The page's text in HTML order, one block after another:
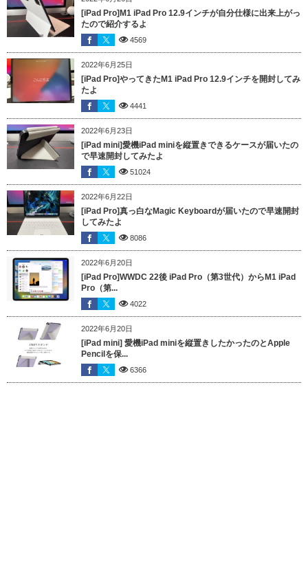
[iPad Pro]M1 iPad Pro 12.9インチが自分仕様に出来上がっ
たので紹介するよ
4569
2022年6月25日
[iPad Pro]やってきたM1 iPad Pro 12.9インチを開封してみ
たよ
4441
2022年6月23日
[iPad mini]愛機iPad miniを縦置きできるケースが届いたの
で早速開封してみたよ
51024
2022年6月22日
[iPad Pro]真っ白なMagic Keyboardが届いたので早速開封
してみたよ
8086
2022年6月20日
[iPad Pro]WWDC 22後 iPad Pro（第3世代）からM1 iPad
Pro（第...
4022
2022年6月20日
[iPad mini] 愛機iPad miniを縦置きしたかったのとApple
Pencilを保...
6366